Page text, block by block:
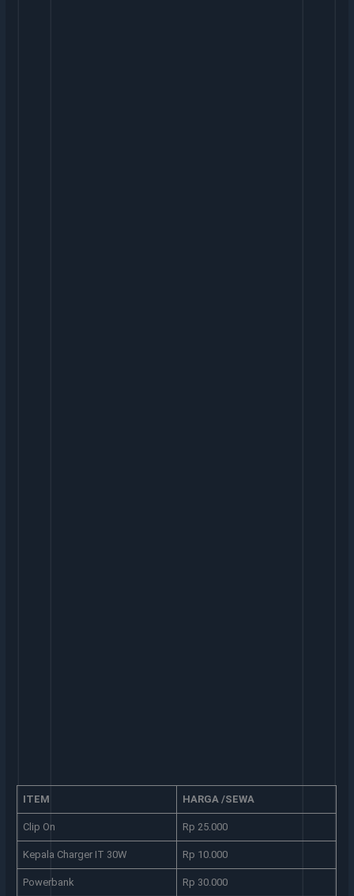
ITEM HARGA /SEWA
Clip On Rp 25.000
Kepala Charger IT 30W Rp 10.000
Powerbank Rp 30.000